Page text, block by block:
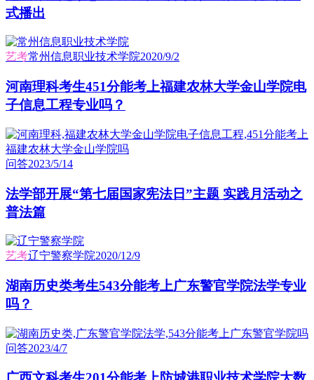
式播出
艺考常州信息职业技术学院2020/9/2
河南理科考生451分能考上福建农林大学金山学院电
子信息工程专业吗？
问答2023/5/14
法学部开展“第七届国家宪法日”主题 实践月活动之
普法篇
艺考辽宁警察学院2020/12/9
湖南历史类考生543分能考上广东警官学院法学专业
吗？
问答2023/4/7